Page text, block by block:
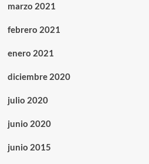
marzo 2021
febrero 2021
enero 2021
diciembre 2020
julio 2020
junio 2020
junio 2015